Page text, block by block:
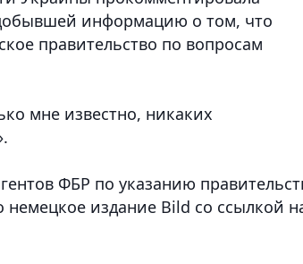
информацию о том, что
правительство по вопросам
мне известно, никаких
ФБР по указанию
издание Bild со ссылкой